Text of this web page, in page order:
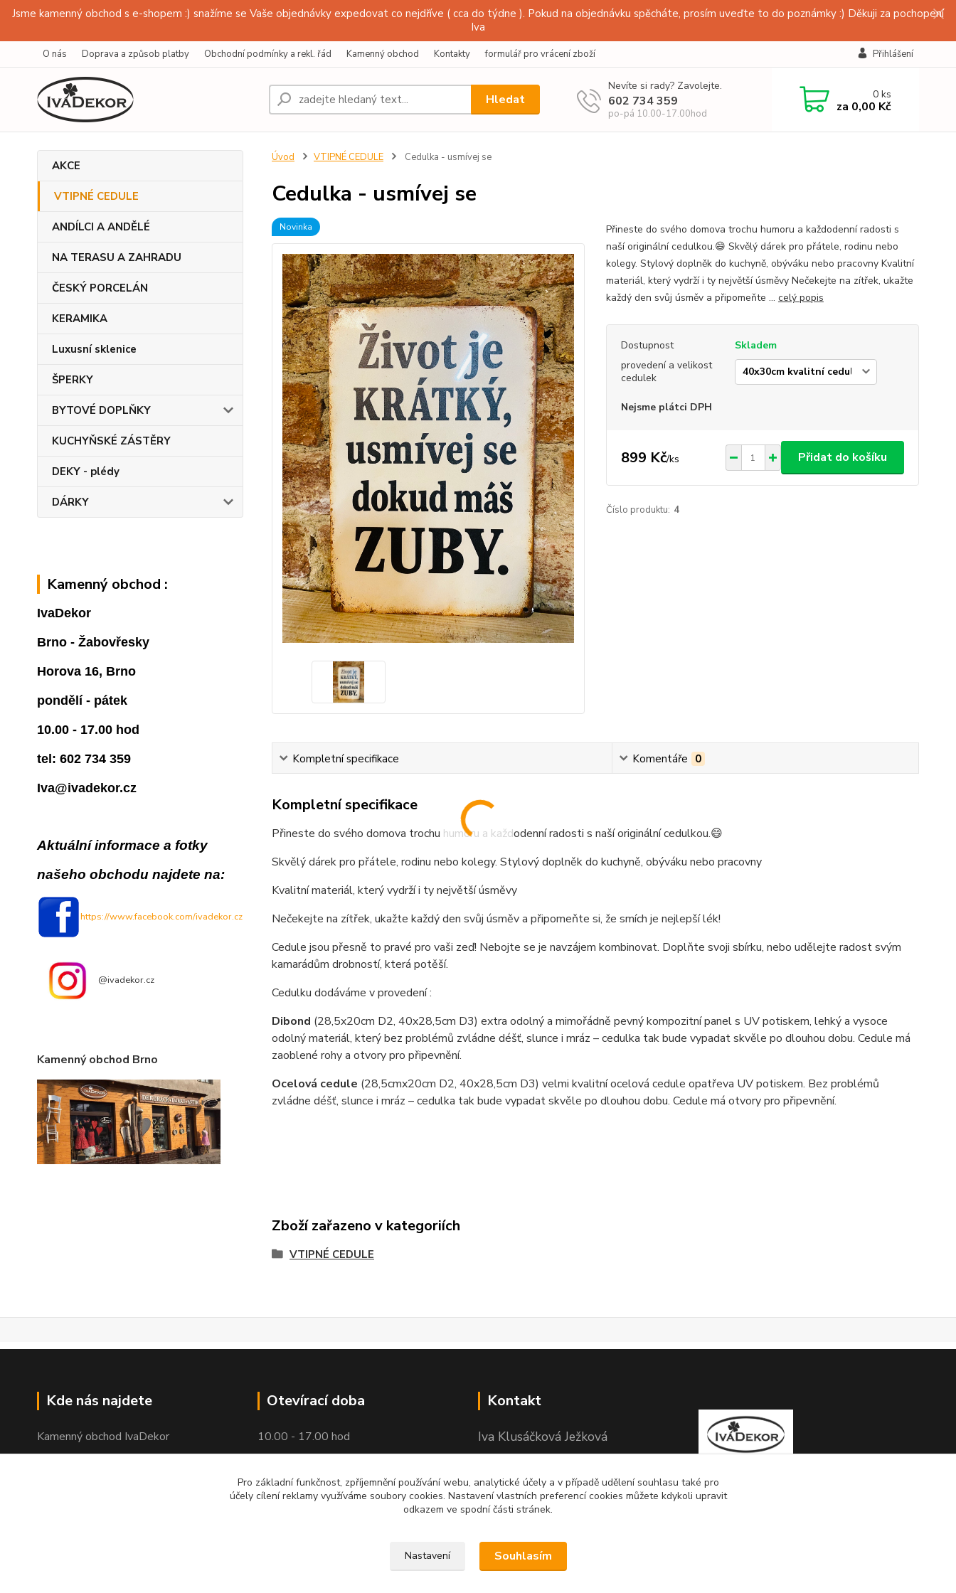
Jsme kamenný obchod s e-shopem :) snažíme se Vaše objednávky expedovat co nejdříve ( cca do týdne ). Pokud na objednávku spěcháte, prosím uveďte to do poznámky :) Děkuji za pochopení
Iva
O nás Doprava a způsob platby Obchodní podmínky a rekl. řád Kamenný obchod Kontakty formulář pro vrácení zboží Přihlášení
Hledat
Nevíte si rady? Zavolejte.
602 734 359
po-pá 10.00-17.00hod
0ks
za 0,00 Kč
AKCE
VTIPNÉ CEDULE
ANDÍLCI A ANDĚLÉ
NA TERASU A ZAHRADU
ČESKÝ PORCELÁN
KERAMIKA
Luxusní sklenice
ŠPERKY
BYTOVÉ DOPLŇKY
KUCHYŇSKÉ ZÁSTĚRY
DEKY - plédy
DÁRKY
Kamenný obchod :
IvaDekor
Brno - Žabovřesky
Horova 16, Brno
pondělí - pátek
10.00 - 17.00 hod
tel: 602 734 359
Iva@ivadekor.cz
Aktuální informace a fotky
našeho obchodu najdete na:
https://www.facebook.com/ivadekor.cz
@ivadekor.cz
Kamenný obchod Brno
Úvod VTIPNÉ CEDULE Cedulka - usmívej se
Cedulka - usmívej se
Novinka
Přineste do svého domova trochu humoru a každodenní radosti s
naší originální cedulkou.😄 Skvělý dárek pro přátele, rodinu nebo
kolegy. Stylový doplněk do kuchyně, obýváku nebo pracovny Kvalitní
materiál, který vydrží i ty největší úsměvy Nečekejte na zítřek, ukažte
každý den svůj úsměv a připomeňte ... celý popis
Dostupnost
Skladem
provedení a velikost
cedulek
Nejsme plátci DPH
899 Kč/ks Přidat do košíku
Číslo produktu: 4
Kompletní specifikace Komentáře 0
Kompletní specifikace
Přineste do svého domova trochu humoru a každodenní radosti s naší originální cedulkou.😄
Skvělý dárek pro přátele, rodinu nebo kolegy. Stylový doplněk do kuchyně, obýváku nebo pracovny
Kvalitní materiál, který vydrží i ty největší úsměvy
Nečekejte na zítřek, ukažte každý den svůj úsměv a připomeňte si, že smích je nejlepší lék!
Cedule jsou přesně to pravé pro vaši zeď! Nebojte se je navzájem kombinovat. Doplňte svoji sbírku, nebo udělejte radost svým
kamarádům drobností, která potěší.
Cedulku dodáváme v provedení :
Dibond (28,5x20cm D2, 40x28,5cm D3) extra odolný a mimořádně pevný kompozitní panel s UV potiskem, lehký a vysoce
odolný materiál, který bez problémů zvládne déšť, slunce i mráz – cedulka tak bude vypadat skvěle po dlouhou dobu. Cedule má
zaoblené rohy a otvory pro připevnění.
Ocelová cedule (28,5cmx20cm D2, 40x28,5cm D3) velmi kvalitní ocelová cedule opatřeva UV potiskem. Bez problémů
zvládne déšť, slunce i mráz – cedulka tak bude vypadat skvěle po dlouhou dobu. Cedule má otvory pro připevnění.
Zboží zařazeno v kategoriích
VTIPNÉ CEDULE
Kde nás najdete
Kamenný obchod IvaDekor
Otevírací doba
10.00 - 17.00 hod
Kontakt
Iva Klusáčková Ježková
(po-pá 10.00-17.00hod)
Pro základní funkčnost, zpříjemnění používání webu, analytické účely a v případě udělení souhlasu také pro
účely cílení reklamy využíváme soubory cookies. Nastavení vlastních preferencí cookies můžete kdykoli upravit
odkazem ve spodní části stránek.
Nastavení Souhlasím